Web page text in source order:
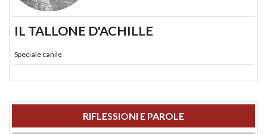
IL TALLONE D'ACHILLE
Speciale canile
RIFLESSIONI E PAROLE